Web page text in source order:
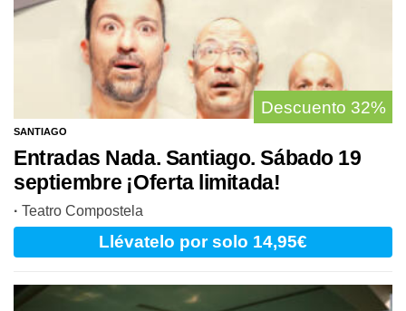
Descuento 32%
SANTIAGO
Entradas Nada. Santiago. Sábado 19
septiembre ¡Oferta limitada!
· Teatro Compostela
Llévatelo por solo 14,95€